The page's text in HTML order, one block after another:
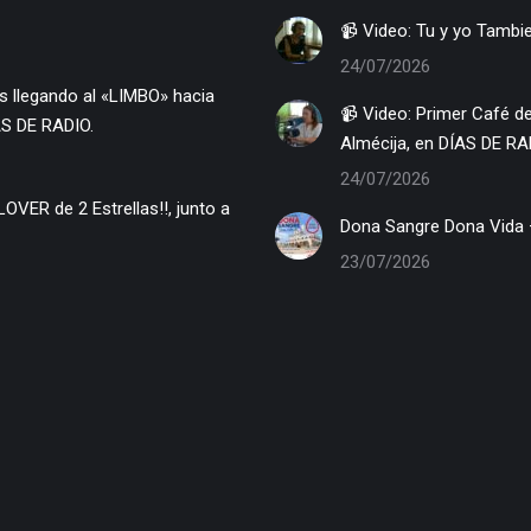
DE RADIO.
📹 Video: Tu y
24/07/2026
📹 Video: Primer Café de Trayectoria & COMUNICACIÓN… ROSENDA MIRÓN, con
Almécija, en DÍAS DE
24/07/2026
Dona Sangre Dona
23/07/2026